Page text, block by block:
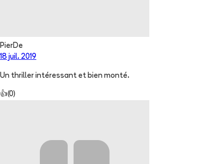
PierDe
18 juil. 2019
Un thriller intéressant et bien monté.
👍(0)